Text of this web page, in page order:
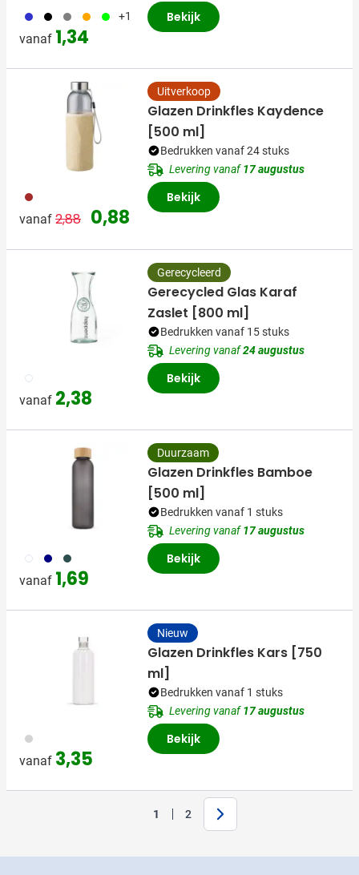
023 001 003 007 019 +1
vanaf 1,34
Bekijk
011
vanaf Normale prijs
2,88 Speciale prijs
0,88
Uitverkoop
Glazen Drinkfles Kaydence
[500 ml]
Bedrukken vanaf 24 stuks
Levering vanaf17 augustus
Bekijk
970
vanaf 2,38
Gerecycleerd
Gerecycled Glas Karaf
Zaslet [800 ml]
Bedrukken vanaf 15 stuks
Levering vanaf24 augustus
Bekijk
002 307 491
vanaf 1,69
Duurzaam
Glazen Drinkfles Bamboe
[500 ml]
Bedrukken vanaf 1 stuks
Levering vanaf17 augustus
Bekijk
970
vanaf 3,35
Nieuw
Glazen Drinkfles Kars [750
ml]
Bedrukken vanaf 1 stuks
Levering vanaf17 augustus
Bekijk
U lees momenteel pagina
1 Pagina
2 Volgende